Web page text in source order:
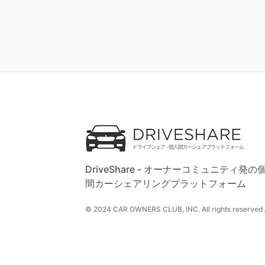
DriveShare - オーナーコミュニティ発の
間カーシェアリングプラットフォーム
© 2024 CAR OWNERS CLUB, INC. All rights reserved.